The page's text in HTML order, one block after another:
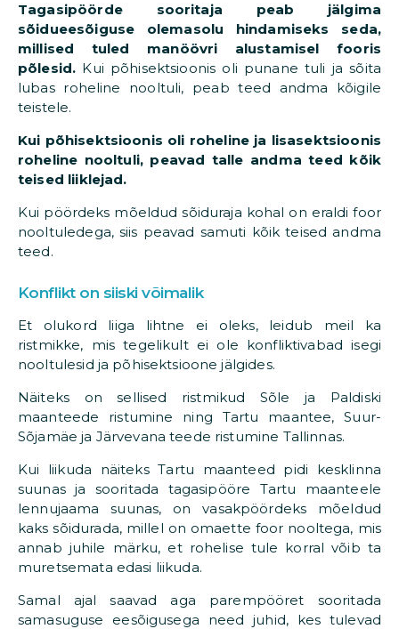
Tagasipöörde sooritaja peab jälgima
sõidueesõiguse olemasolu hindamiseks seda,
millised tuled manöövri alustamisel fooris
põlesid. Kui põhisektsioonis oli punane tuli ja sõita
lubas roheline nooltuli, peab teed andma kõigile
teistele.
Kui põhisektsioonis oli roheline ja lisasektsioonis
roheline nooltuli, peavad talle andma teed kõik
teised liiklejad.
Kui pöördeks mõeldud sõiduraja kohal on eraldi foor
nooltuledega, siis peavad samuti kõik teised andma
teed.
Konflikt on siiski võimalik
Et olukord liiga lihtne ei oleks, leidub meil ka
ristmikke, mis tegelikult ei ole konfliktivabad isegi
nooltulesid ja põhisektsioone jälgides.
Näiteks on sellised ristmikud Sõle ja Paldiski
maanteede ristumine ning Tartu maantee, Suur-
Sõjamäe ja Järvevana teede ristumine Tallinnas.
Kui liikuda näiteks Tartu maanteed pidi kesklinna
suunas ja sooritada tagasipööre Tartu maanteele
lennujaama suunas, on vasakpöördeks mõeldud
kaks sõidurada, millel on omaette foor nooltega, mis
annab juhile märku, et rohelise tule korral võib ta
muretsemata edasi liikuda.
Samal ajal saavad aga parempööret sooritada
samasuguse eesõigusega need juhid, kes tulevad